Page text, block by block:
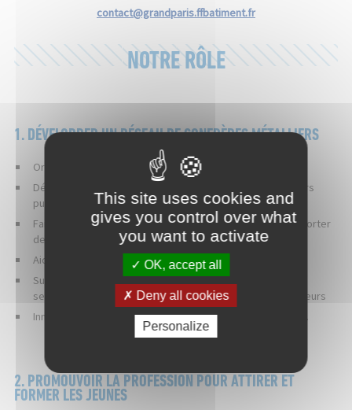
Please accept terms & condition
contact@grandparis.ffbatiment.fr
NOTRE RÔLE
1. DÉVELOPPER UN RÉSEAU DE CONFRÈRES MÉTALLIERS
Organiser des rencontres entre confrères
Défendre les intérêts de la profession auprès des pouvoirs
publics et des Organismes Officiels.
Faire partager les préoccupations des adhérents et y apporter
des solutions.
Aider à la transmission d’entreprise.
Susciter et promouvoir le marché de la métallerie et de la
serrurerie auprès des maîtres d’ouvrage et des prescripteurs
Innover et valoriser le métier dans toute la filière du métal.
2. PROMOUVOIR LA PROFESSION POUR ATTIRER ET
FORMER LES JEUNES
This site uses cookies and
gives you control over what
you want to activate
OK, accept all
Deny all cookies
Personalize